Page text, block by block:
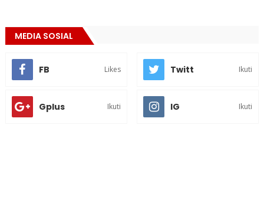
MEDIA SOSIAL
FB Likes Twitt Ikuti
Gplus Ikuti IG Ikuti